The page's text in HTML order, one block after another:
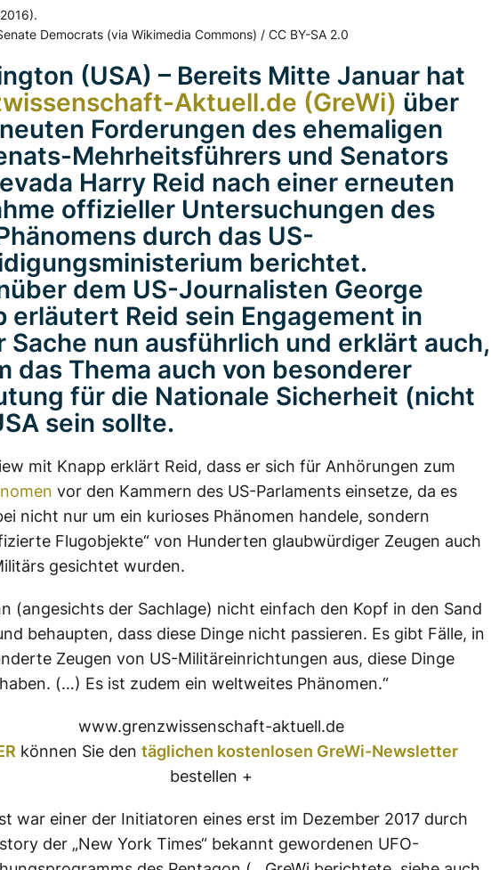
Democrats (via Wikimedia Commons) / CC BY-SA 2.0
(USA) – Bereits Mitte Januar hat
Aktuell.de (GreWi) über
Forderungen des ehemaligen
Mehrheitsführers und Senators
Harry Reid nach einer erneuten
offizieller Untersuchungen des
durch das US-
berichtet.
dem US-Journalisten George
erläutert Reid sein Engagement in
Sache nun ausführlich und erklärt auch,
das Thema auch von besonderer
für die Nationale Sicherheit (nicht
sein sollte.
mit Knapp erklärt Reid, dass er sich für Anhörungen zum
vor den Kammern des US-Parlaments einsetze, da es
nicht nur um ein kurioses Phänomen handele, sondern
Flugobjekte“ von Hunderten glaubwürdiger Zeugen auch
gesichtet wurden.
(angesichts der Sachlage) nicht einfach den Kopf in den Sand
behaupten, dass diese Dinge nicht passieren. Es gibt Fälle, in
Zeugen von US-Militäreinrichtungen aus, diese Dinge
(…) Es ist zudem ein weltweites Phänomen.“
www.grenzwissenschaft-aktuell.de
können Sie den täglichen kostenlosen GreWi-Newsletter
bestellen +
war einer der Initiatoren eines erst im Dezember 2017 durch
der „New York Times“ bekannt gewordenen UFO-